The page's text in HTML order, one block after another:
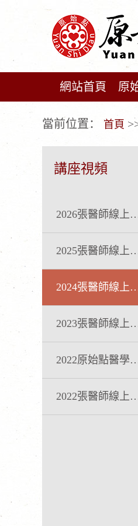
網站首頁 原
當前位置： 首頁
講座視頻
2026張醫師
2025張醫師
2024張醫師
2023張醫師
2022原始點醫學
2022張醫師